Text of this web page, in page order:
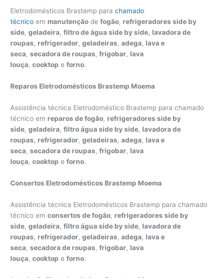
Eletrodomésticos Brastemp parachamado
técnico em manutenção defogão, refrigeradores side by
side,geladeira,filtro de água side by side, lavadora de
roupas, refrigerador,geladeiras,adega, lava e
seca,secadora de roupas,frigobar, lava
louça,cooktop eforno.
Reparos Eletrodomésticos Brastemp Moema
Assistência técnica Eletrodoméstico Brastemp para chamado
técnico em reparos de fogão, refrigeradores side by
side,geladeira,filtro água side by side, lavadora de
roupas, refrigerador,geladeiras,adega, lava e
seca,secadora de roupas,frigobar, lava
louça,cooktop eforno.
Consertos Eletrodomésticos Brastemp Moema
Assistência técnica Eletrodomésticos Brastemp para chamado
técnico emconsertos de fogão, refrigeradores side by
side,geladeira,filtro água side by side, lavadora de
roupas, refrigerador,geladeiras,adega, lava e
seca,secadora de roupas,frigobar, lava
louça,cooktop eforno.